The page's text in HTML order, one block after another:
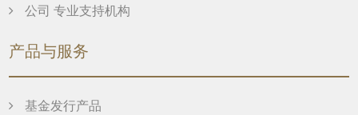
公司 专业支持机构
产品与服务
基金发行产品